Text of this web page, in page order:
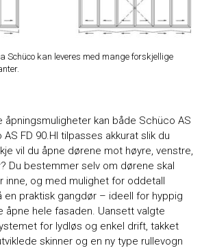
Schüco kan leveres med mange forskjellige
åpningsmuligheter kan både Schüco AS
FD 90.HI tilpasses akkurat slik du
vil du åpne dørene mot høyre, venstre,
Du bestemmer selv om dørene skal
inne, og med mulighet for oddetall
en praktisk gangdør – ideell for hyppig
åpne hele fasaden. Uansett valgte
for lydløs og enkel drift, takket
skinner og en ny type rullevogn